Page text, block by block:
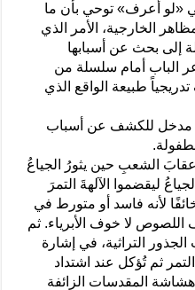
«لو أعرف» توحي بأن ما
الخارجية، الأمر الذي
بحث عن أسبابها
الباب أمام سلسلة من
طبيعة الواقع الذي
مدخل للكشف عن أسباب
الشعبِ حين يثورُ الجياعُ
ليقضموا الآلهةَ التمرَ
لأنه فاسد أو متورط في
لا خوف الأبرياء. ثم
التراثية، في إشارة
ثم تُؤكل عند اشتداد
المقدسات الزائفة